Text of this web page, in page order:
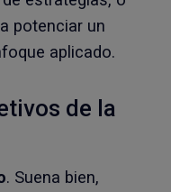
potenciar un
aplicado.
de la
. Suena bien,